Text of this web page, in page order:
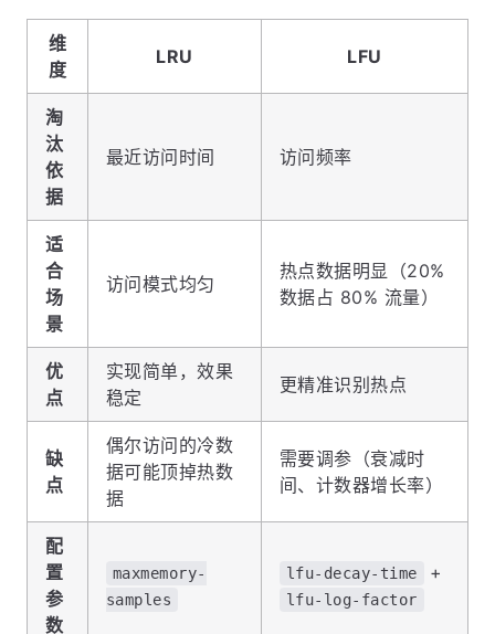
维
度
LRU LFU
淘
汰
依
据
最近访问时间 访问频率
适
合
场
景
访问模式均匀
热点数据明显（20%
数据占 80% 流量）
优
点
实现简单，效果
稳定
更精准识别热点
缺
点
偶尔访问的冷数
据可能顶掉热数
据
需要调参（衰减时
间、计数器增长率）
配
置
参
数
maxmemory-
samples
lfu-decay-time +
lfu-log-factor